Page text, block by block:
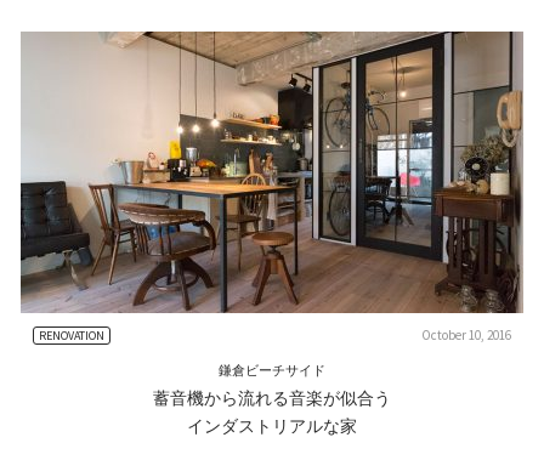
RENOVATION October 10, 2016
鎌倉ビーチサイド
蓄音機から流れる音楽が似合う
インダストリアルな家